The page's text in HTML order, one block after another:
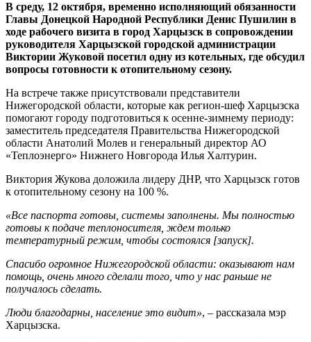
В среду, 12 октября, временно исполняющий обязанности
Главы Донецкой Народной Республики Денис Пушилин в
ходе рабочего визита в город Харцызск в сопровождении
руководителя Харцызской городской администрации
Виктории Жуковой посетил одну из котельных, где обсудил
вопросы готовности к отопительному сезону.
На встрече также присутствовали представители
Нижегородской области, которые как регион-шеф Харцызска
помогают городу подготовиться к осенне-зимнему периоду:
заместитель председателя Правительства Нижегородской
области Анатолий Молев и генеральный директор АО
«Теплоэнерго» Нижнего Новгорода Илья Халтурин.
Виктория Жукова доложила лидеру ДНР, что Харцызск готов
к отопительному сезону на 100 %.
«Все паспорта готовы, системы заполнены. Мы полностью
готовы к подаче теплоносителя, ждем только
температурный режим, чтобы состоялся [запуск].
Спасибо огромное Нижегородской области: оказывают нам
помощь, очень много сделали того, что у нас раньше не
получалось сделать.
Люди благодарны, население это видит», – рассказала мэр
Харцызска.